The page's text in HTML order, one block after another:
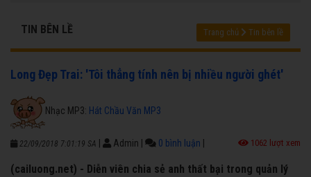
TIN BÊN LỀ Trang chủ Tin bên lề
Long Đẹp Trai: 'Tôi thẳng tính nên bị nhiều người ghét'
Nhạc MP3: Hát Chầu Văn MP3
22/09/2018 7:01:19 SA Admin 0 bình luận 1062 lượt xem
(cailuong.net) - Diễn viên chia sẻ anh thất bại trong quản lý